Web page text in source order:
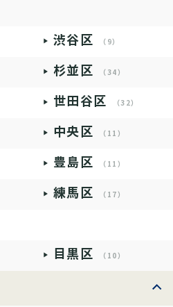
渋谷区 （9）
杉並区 （34）
世田谷区 （32）
中央区 （11）
豊島区 （11）
練馬区 （17）
目黒区 （10）